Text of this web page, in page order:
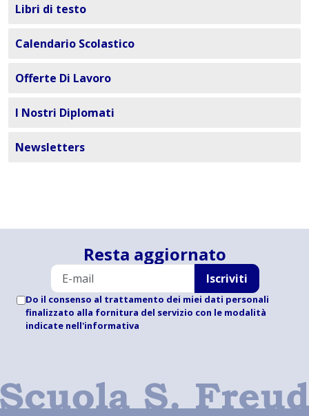
Libri di testo
Calendario Scolastico
Offerte Di Lavoro
I Nostri Diplomati
Newsletters
Resta aggiornato
Iscriviti
Do il consenso al trattamento dei miei dati personali
finalizzato alla fornitura del servizio con le modalità
indicate nell'informativa